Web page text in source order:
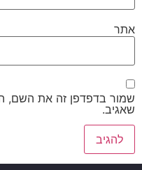
אתר
שמור בדפדפן זה את השם,
שאגיב.